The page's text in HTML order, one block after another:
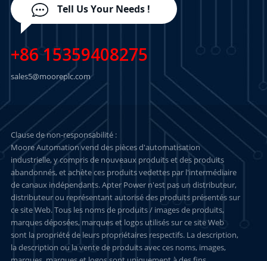
Tell Us Your Needs !
+86 15359408275
sales5@mooreplc.com
Clause de non-responsabilité :
Moore Automation vend des pièces d'automatisation
industrielle, y compris de nouveaux produits et des produits
abandonnés, et achète ces produits vedettes par l'intermédiaire
de canaux indépendants. Apter Power n'est pas un distributeur,
distributeur ou représentant autorisé des produits présentés sur
ce site Web. Tous les noms de produits / images de produits,
marques déposées, marques et logos utilisés sur ce site Web
sont la propriété de leurs propriétaires respectifs. La description,
la description ou la vente de produits avec ces noms, images,